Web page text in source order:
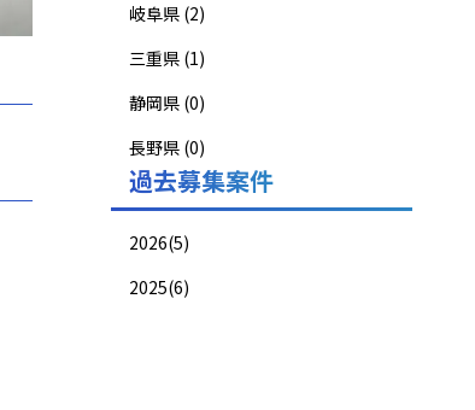
岐阜県 (2)
三重県 (1)
静岡県 (0)
長野県 (0)
過去募集案件
2026(5)
2025(6)